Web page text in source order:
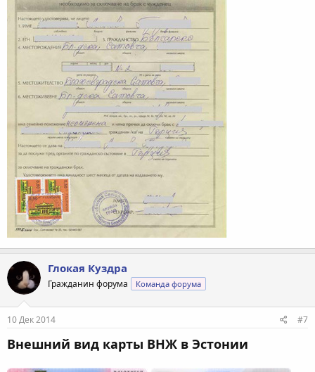
Глокая Куздра
Гражданин форума Команда форума
10 Дек 2014 #7
Внешний вид карты ВНЖ в Эстонии